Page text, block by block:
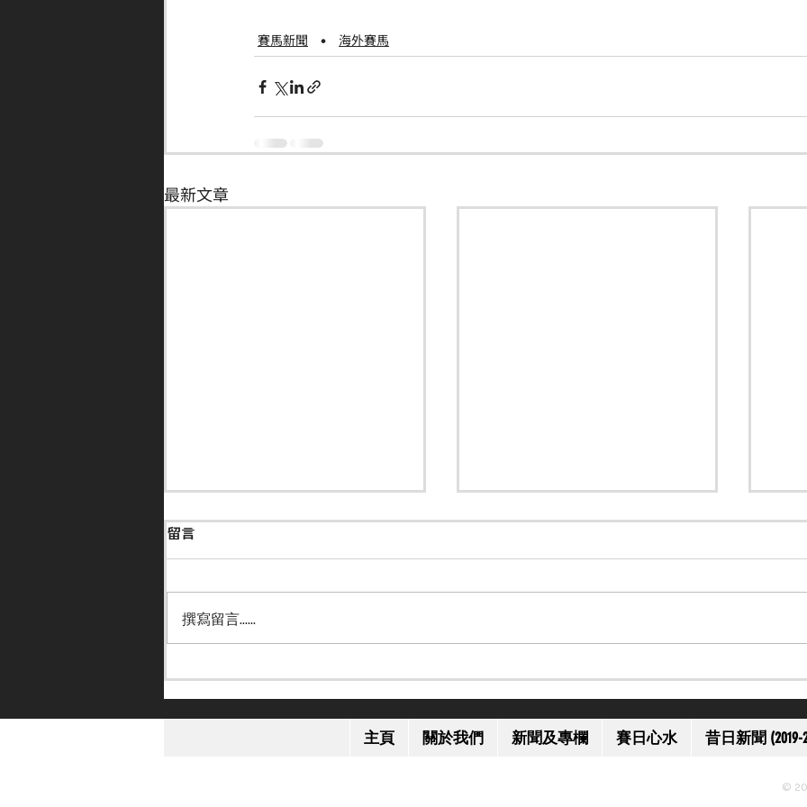
賽馬新聞 海外賽馬
最新文章
錦標感疲勞 或跟去年部署進
離世 享年 52 歲
獲
留言
撰寫留言......
主頁 關於我們 新聞及專欄 賽日心水 昔日新聞 (2019-
©